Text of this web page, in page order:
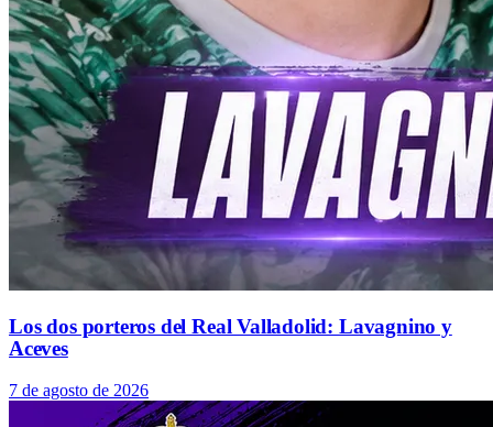
Los dos porteros del Real Valladolid: Lavagnino y
Aceves
7 de agosto de 2026